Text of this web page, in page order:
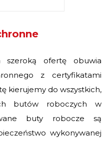
szeroką ofertę obuwia
z certyfikatami
kierujemy do wszystkich,
butów roboczych w
buty robocze są
wykonywanej